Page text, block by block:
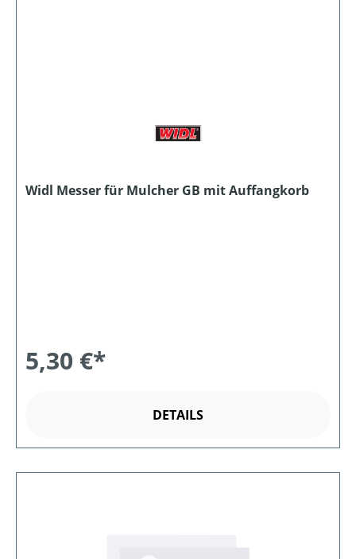
Widl Messer für Mulcher GB mit Auffangkorb
5,30 €*
DETAILS